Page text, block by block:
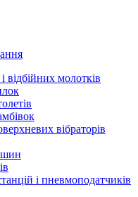
відбійних молотків
вібраторів
і пневмоподатчиків